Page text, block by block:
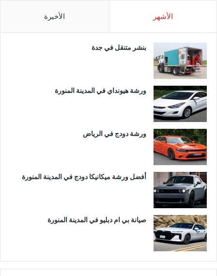
الأشهر الأخيرة
بنشر متنقل في جدة
ورشة هيونداي في المدينة المنورة
ورشة دودج في الرياض
أفضل ورشة ميكانيكا دودج في المدينة المنورة
صيانة بي ام دبليو في المدينة المنورة